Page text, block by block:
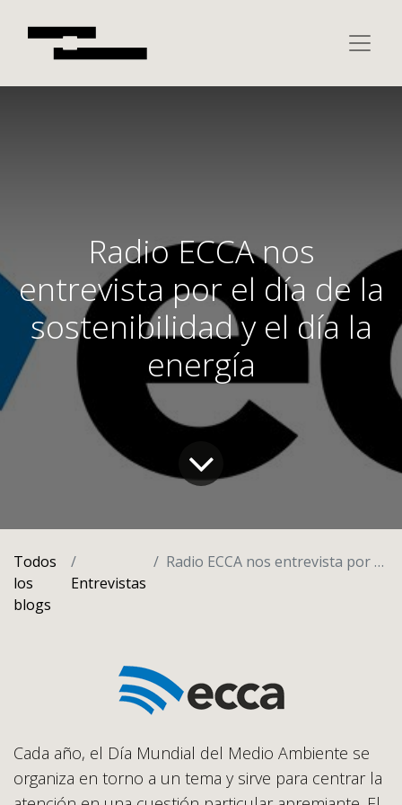
Radio ECCA nos
entrevista por el día de la
sostenibilidad y el día la
energía
Todos
los
blogs
Entrevistas
Radio ECCA nos entrevista por el día de la sostenibilidad y el día la energía
Cada año, el Día Mundial del Medio Ambiente se
organiza en torno a un tema y sirve para centrar la